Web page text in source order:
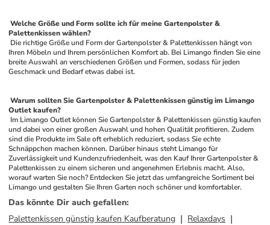
Welche Größe und Form sollte ich für meine Gartenpolster &
Palettenkissen wählen?
Ihren Möbeln und Ihrem persönlichen Komfort ab. Bei Limango finden Sie eine
breite Auswahl an verschiedenen Größen und Formen, sodass für jeden
Geschmack und Bedarf etwas dabei ist.
Warum sollten Sie Gartenpolster & Palettenkissen günstig im Limango
Outlet kaufen?
und dabei von einer großen Auswahl und hohen Qualität profitieren. Zudem
sind die Produkte im Sale oft erheblich reduziert, sodass Sie echte
Schnäppchen machen können. Darüber hinaus steht Limango für
Zuverlässigkeit und Kundenzufriedenheit, was den Kauf Ihrer Gartenpolster &
Palettenkissen zu einem sicheren und angenehmen Erlebnis macht. Also,
worauf warten Sie noch? Entdecken Sie jetzt das umfangreiche Sortiment bei
Limango und gestalten Sie Ihren Garten noch schöner und komfortabler.
Das könnte Dir auch gefallen:
Palettenkissen günstig kaufen Kaufberatung
Relaxdays